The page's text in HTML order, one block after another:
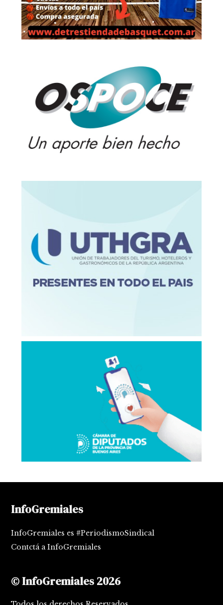
InfoGremiales
InfoGremiales es #PeriodismoSindical
Contctá a InfoGremiales
© InfoGremiales 2026